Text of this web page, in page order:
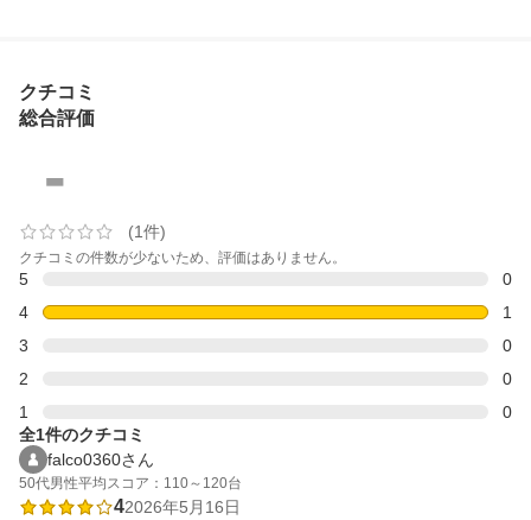
クチコミ
総合評価
-
(1件)
クチコミの件数が少ないため、評価はありません。
5
0
4
1
3
0
2
0
1
0
全1件のクチコミ
falco0360さん
50代男性平均スコア：110～120台
42026年5月16日